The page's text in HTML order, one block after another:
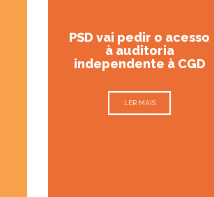
PSD vai pedir o acesso
à auditoria
independente à CGD
LER MAIS